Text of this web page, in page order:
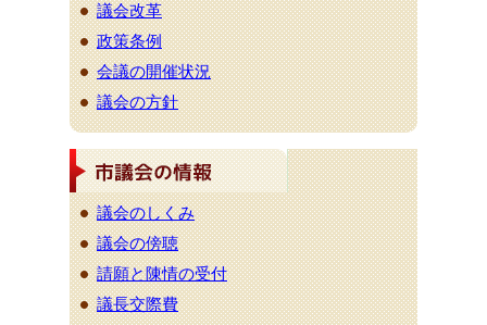
議会改革
政策条例
会議の開催状況
議会の方針
議会のしくみ
議会の傍聴
請願と陳情の受付
議長交際費